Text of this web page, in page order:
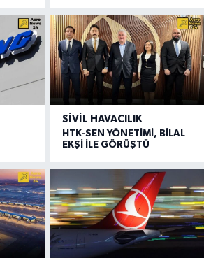
SIVIL HAVACILIK
HTK-SEN YÖNETİMİ, BİLAL
EKŞİ İLE GÖRÜŞTÜ